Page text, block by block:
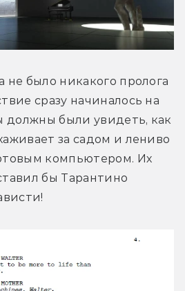
не было никакого пролога
сразу начиналось на
должны были увидеть, как
за садом и лениво
компьютером. Их
бы Тарантино